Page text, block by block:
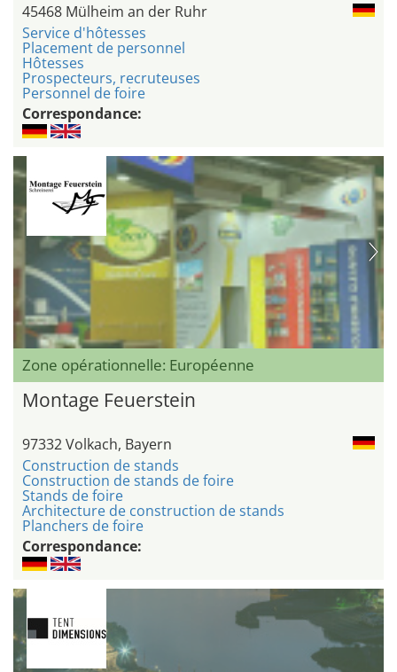
45468 Mülheim an der Ruhr
Service d'hôtesses
Placement de personnel
Hôtesses
Prospecteurs, recruteuses
Personnel de foire
Correspondance:
Zone opérationnelle: Européenne
Montage Feuerstein
97332 Volkach, Bayern
Construction de stands
Construction de stands de foire
Stands de foire
Architecture de construction de stands
Planchers de foire
Correspondance: